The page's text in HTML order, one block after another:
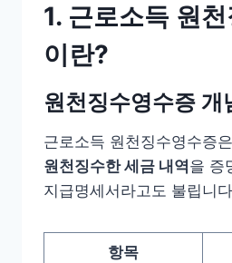
1. 근로소득 원
이란?
원천징수영수증 개
근로소득 원천징수영수증은
원천징수한 세금 내역을 증
지급명세서라고도 불립니
항목